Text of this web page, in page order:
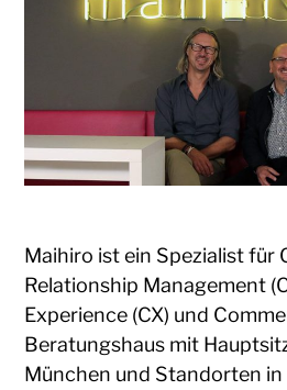
Maihiro ist ein Spezialist für
Relationship Management
Experience (CX) und
Beratungshaus mit
München und Standorten in